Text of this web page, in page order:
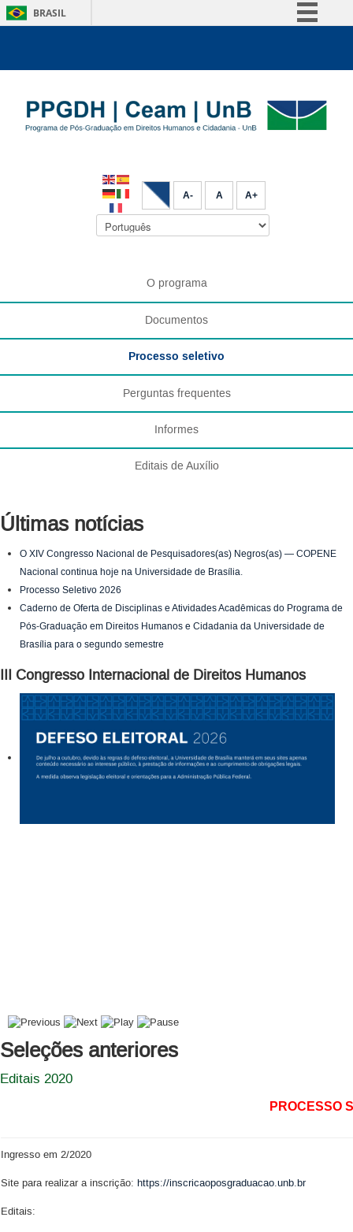
BRASIL
Acesso à informação
A- A A+
O programa
Documentos
Processo seletivo
Perguntas frequentes
Informes
Editais de Auxílio
Últimas notícias
O XIV Congresso Nacional de Pesquisadores(as) Negros(as) — COPENE
Nacional continua hoje na Universidade de Brasília.
Processo Seletivo 2026
Caderno de Oferta de Disciplinas e Atividades Acadêmicas do Programa de
Pós-Graduação em Direitos Humanos e Cidadania da Universidade de
Brasília para o segundo semestre
III Congresso Internacional de Direitos Humanos
Seleções anteriores
Editais 2020
PROCESSO
Ingresso em 2/2020
Site para realizar a inscrição: https://inscricaoposgraduacao.unb.br
Editais: